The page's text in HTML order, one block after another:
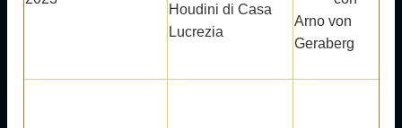
Houdini di Casa
Lucrezia
Arno von
Geraberg